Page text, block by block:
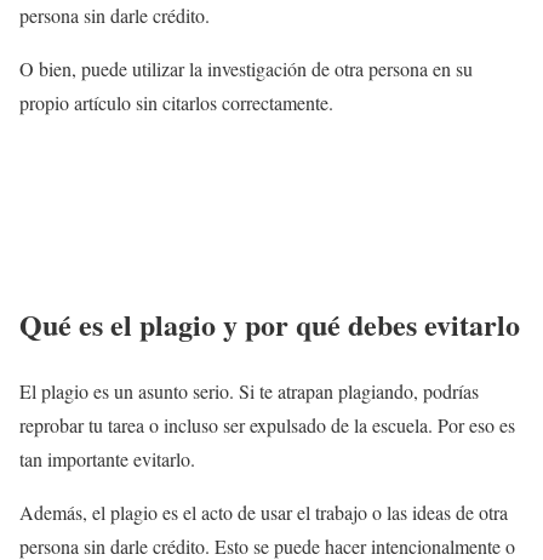
persona sin darle crédito.
O bien, puede utilizar la investigación de otra persona en su
propio artículo sin citarlos correctamente.
Qué es el plagio y por qué debes evitarlo
El plagio es un asunto serio. Si te atrapan plagiando, podrías
reprobar tu tarea o incluso ser expulsado de la escuela. Por eso es
tan importante evitarlo.
Además, el plagio es el acto de usar el trabajo o las ideas de otra
persona sin darle crédito. Esto se puede hacer intencionalmente o